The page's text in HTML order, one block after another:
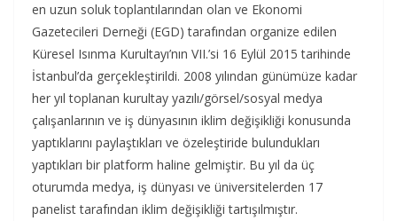
en uzun soluk toplantılarından olan ve Ekonomi
Gazetecileri Derneği (EGD) tarafından organize edilen
Küresel Isınma Kurultayı’nın VII.’si 16 Eylül 2015 tarihinde
İstanbul’da gerçekleştirildi. 2008 yılından günümüze kadar
her yıl toplanan kurultay yazılı/görsel/sosyal medya
çalışanlarının ve iş dünyasının iklim değişikliği konusunda
yaptıklarını paylaştıkları ve özeleştiride bulundukları
yaptıkları bir platform haline gelmiştir. Bu yıl da üç
oturumda medya, iş dünyası ve üniversitelerden 17
panelist tarafından iklim değişikliği tartışılmıştır.